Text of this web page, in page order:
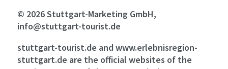
© 2026 Stuttgart-Marketing GmbH,
info@stuttgart-tourist.de
stuttgart-tourist.de and www.erlebnisregion-
stuttgart.de are the official websites of the